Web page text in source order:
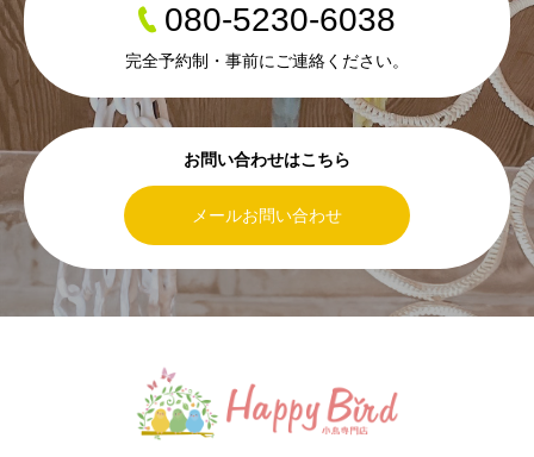
お問い合わせはこちら
メールお問い合わせ
080-5230-6038
完全予約制・事前にご連絡ください。